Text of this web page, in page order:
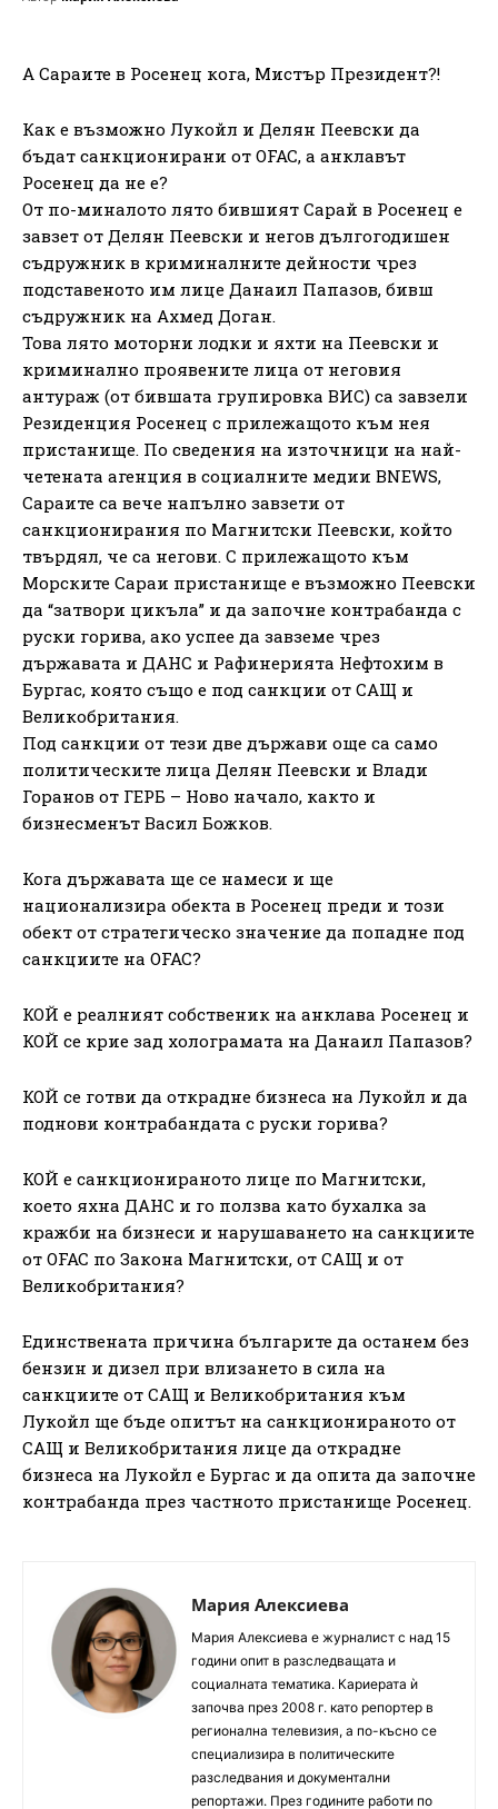
А Сараите в Росенец кога, Мистър Президент?!
Как е възможно Лукойл и Делян Пеевски да
бъдат санкционирани от OFAC, а анклавът
Росенец да не е?
От по-миналото лято бившият Сарай в Росенец е
завзет от Делян Пеевски и негов дългогодишен
съдружник в криминалните дейности чрез
подставеното им лице Данаил Папазов, бивш
съдружник на Ахмед Доган.
Това лято моторни лодки и яхти на Пеевски и
криминално проявените лица от неговия
антураж (от бившата групировка ВИС) са завзели
Резиденция Росенец с прилежащото към нея
пристанище. По сведения на източници на най-
четената агенция в социалните медии BNEWS,
Сараите са вече напълно завзети от
санкционирания по Магнитски Пеевски, който
твърдял, че са негови. С прилежащото към
Морските Сараи пристанище е възможно Пеевски
да “затвори цикъла” и да започне контрабанда с
руски горива, ако успее да завземе чрез
държавата и ДАНС и Рафинерията Нефтохим в
Бургас, която също е под санкции от САЩ и
Великобритания.
Под санкции от тези две държави още са само
политическите лица Делян Пеевски и Влади
Горанов от ГЕРБ – Ново начало, както и
бизнесменът Васил Божков.
Кога държавата ще се намеси и ще
национализира обекта в Росенец преди и този
обект от стратегическо значение да попадне под
санкциите на OFAC?
КОЙ e реалният собственик на анклава Росенец и
КОЙ се крие зад холограмата на Данаил Папазов?
КОЙ се готви да открадне бизнеса на Лукойл и да
поднови контрабандата с руски горива?
КОЙ е санкционираното лице по Магнитски,
което яхна ДАНС и го ползва като бухалка за
кражби на бизнеси и нарушаването на санкциите
от OFAC по Закона Магнитски, от САЩ и от
Великобритания?
Единствената причина българите да останем без
бензин и дизел при влизането в сила на
санкциите от САЩ и Великобритания към
Лукойл ще бъде опитът на санкционираното от
САЩ и Великобритания лице да открадне
бизнеса на Лукойл е Бургас и да опита да започне
контрабанда през частното пристанище Росенец.
Мария Алексиева
Мария Алексиева е журналист с над 15
години опит в разследващата и
социалната тематика. Кариерата ѝ
започва през 2008 г. като репортер в
регионална телевизия, а по-късно се
специализира в политическите
разследвания и документални
репортажи. През годините работи по